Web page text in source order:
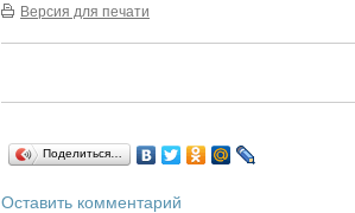
Версия для печати
Поделиться…
Оставить комментарий